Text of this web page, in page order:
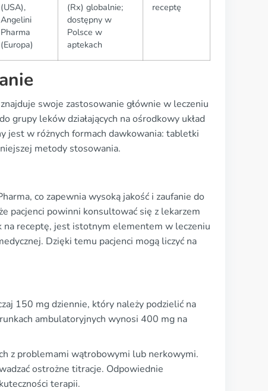
(USA),
Angelini
Pharma
(Europa)
(Rx) globalnie;
dostępny w
Polsce w
aptekach
receptę
swoje zastosowanie głównie w leczeniu
grupy leków działających na ośrodkowy układ
jest w różnych formach dawkowania: tabletki
metody stosowania.
co zapewnia wysoką jakość i zaufanie do
pacjenci powinni konsultować się z lekarzem
na receptę, jest istotnym elementem w leczeniu
Dzięki temu pacjenci mogą liczyć na
150 mg dziennie, który należy podzielić na
ambulatoryjnych wynosi 400 mg na
z problemami wątrobowymi lub nerkowymi.
ostrożne titracje. Odpowiednie
terapii.